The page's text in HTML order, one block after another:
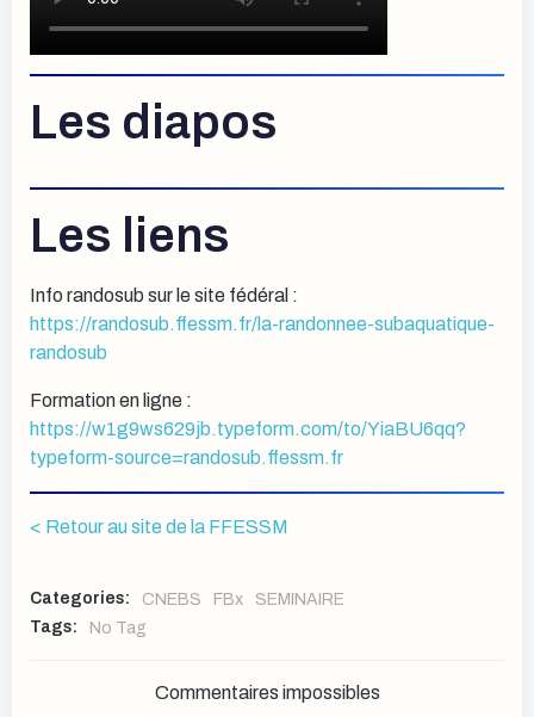
Les diapos
Les liens
Info randosub sur le site fédéral :
https://randosub.ffessm.fr/la-randonnee-subaquatique-
randosub
Formation en ligne :
https://w1g9ws629jb.typeform.com/to/YiaBU6qq?
typeform-source=randosub.ffessm.fr
< Retour au site de la FFESSM
Categories: CNEBS FBx
SEMINAIRE
Tags:
No Tag
Commentaires impossibles